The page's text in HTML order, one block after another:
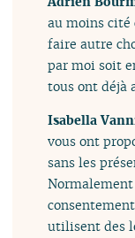
au moins cité
faire autre
par moi soit
tous ont déjà
Isabella
vous ont
sans les
utilisent des